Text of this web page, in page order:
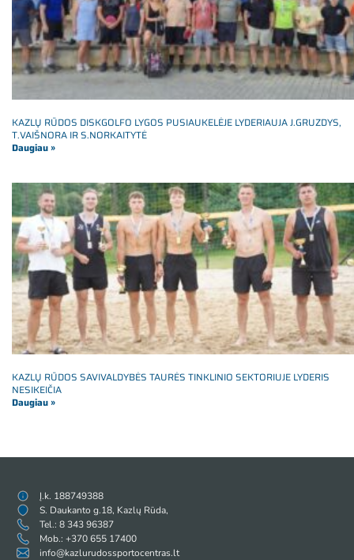
KAZLŲ RŪDOS DISKGOLFO LYGOS PUSIAUKELĖJE LYDERIAUJA J.GRUZDYS,
T.VAIŠNORA IR S.NORKAITYTĖ
Daugiau »
KAZLŲ RŪDOS SAVIVALDYBĖS TAURĖS TINKLINIO SEKTORIUJE LYDERIS
NESIKEIČIA
Daugiau »
Į.k. 188749388
S. Daukanto g.18, Kazlų Rūda,
Tel.: 8 343 96387
Mob.: +370 655 17400
info@kazlurudossportocentras.lt